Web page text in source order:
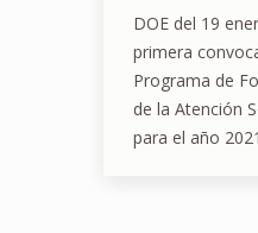
DOE del 19
primera
Programa de
de la Atención
para el año